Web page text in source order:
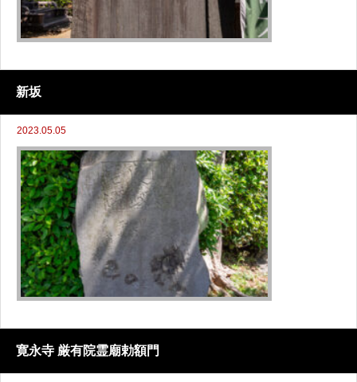
新坂
2023.05.05
寛永寺 厳有院霊廟勅額門